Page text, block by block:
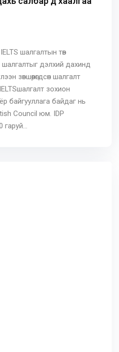
шалгалтын төв
шалгалтыг дэлхий дахинд
зөвшөөрөгдсөн шалгалт
зохион
байгууллага байдаг нь
Council юм. IDP
гаруй...